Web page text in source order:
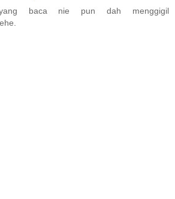
baca nie pun dah menggigil